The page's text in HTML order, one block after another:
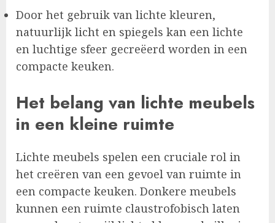
Door het gebruik van lichte kleuren,
natuurlijk licht en spiegels kan een lichte
en luchtige sfeer gecreëerd worden in een
compacte keuken.
Het belang van lichte meubels
in een kleine ruimte
Lichte meubels spelen een cruciale rol in
het creëren van een gevoel van ruimte in
een compacte keuken. Donkere meubels
kunnen een ruimte claustrofobisch laten